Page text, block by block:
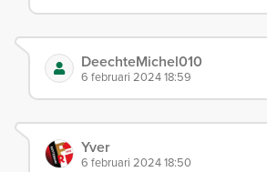
DeechteMichel010
6 februari 2024 18:59
Yver
6 februari 2024 18:50